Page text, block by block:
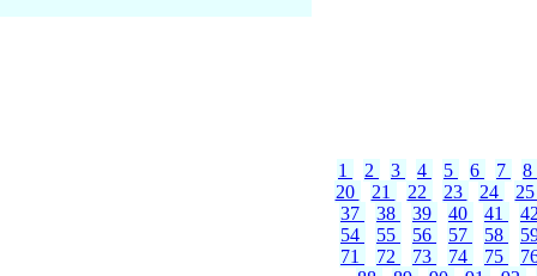
1 2 3 4 5 6 7
8
20
21 22 23 24
37
38 39 40 41
54
55 56 57 58
71
72 73 74 75